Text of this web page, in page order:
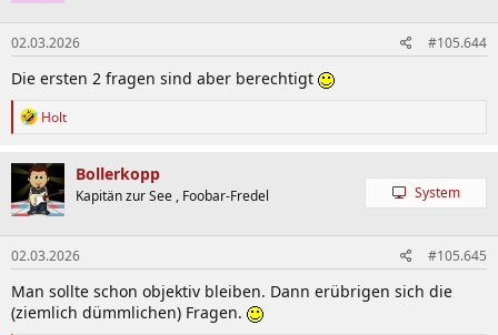
02.03.2026 #105.644
Die ersten 2 fragen sind aber berechtigt
R
k
t
i
o
n
e
n
:
Holt
Bollerkopp
Kapitän zur See , Foobar-Fredel System
02.03.2026 #105.645
Man sollte schon objektiv bleiben. Dann erübrigen sich die
(ziemlich dümmlichen) Fragen.